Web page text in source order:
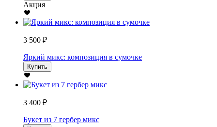
Акция
3 500 ₽
Яркий микс: композиция в сумочке
Купить
3 400 ₽
Букет из 7 гербер микс